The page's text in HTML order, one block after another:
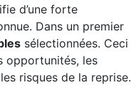
d’une forte
Dans un premier
sélectionnées. Ceci
opportunités, les
risques de la reprise.